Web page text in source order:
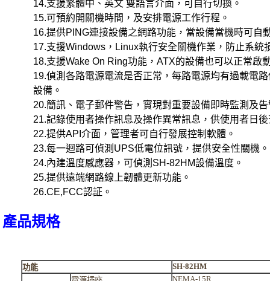
14.支援繁體中、英文 雙語言介面，可自行切換。
15.可預約開關機時間，及安排電源工作行程。
16.提供PING連接設備之網路功能，當設備當機時可自
17.支援Windows ， Linux執行安全關機作業，防止系統
18.支援Wake On Ring功能， ATX的設備也可以正常啟
19.偵測各路電源電流是否正常，每路電源均有過載電
設備。
20.簡訊、電子郵件警告，實現對重要設備即時監測及
21.記錄使用者操作訊息及操作異常訊息，供使用者日
22.提供API 介面，管理者可自行發展控制軟體。
23.每一迴路可偵測 UPS低電位訊號，提供安全性關機。
24.內建溫度感應器，可偵測 SH-82HM設備溫度。
25.提供遠端網路線上韌體更新功能。
26.CE,FCC認証。
產品規格
功能 SH-82HM
NEMA-15R